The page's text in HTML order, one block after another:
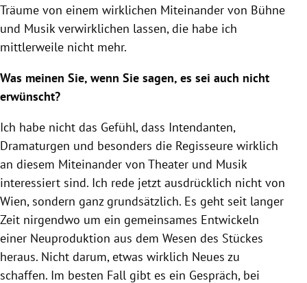
Träume von einem wirklichen Miteinander von Bühne
und Musik verwirklichen lassen, die habe ich
mittlerweile nicht mehr.
Was meinen Sie, wenn Sie sagen, es sei auch nicht
erwünscht?
Ich habe nicht das Gefühl, dass Intendanten,
Dramaturgen und besonders die Regisseure wirklich
an diesem Miteinander von Theater und Musik
interessiert sind. Ich rede jetzt ausdrücklich nicht von
Wien, sondern ganz grundsätzlich. Es geht seit langer
Zeit nirgendwo um ein gemeinsames Entwickeln
einer Neuproduktion aus dem Wesen des Stückes
heraus. Nicht darum, etwas wirklich Neues zu
schaffen. Im besten Fall gibt es ein Gespräch, bei